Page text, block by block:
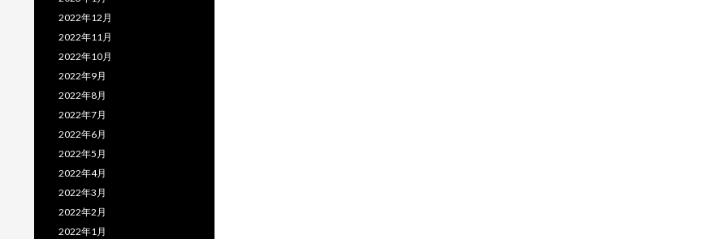
2022年12月
2022年11月
2022年10月
2022年9月
2022年8月
2022年7月
2022年6月
2022年5月
2022年4月
2022年3月
2022年2月
2022年1月